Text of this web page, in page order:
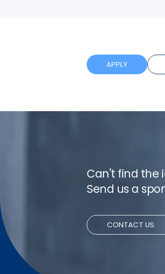
APPLY
Can't find the
Send us a
CONTACT US